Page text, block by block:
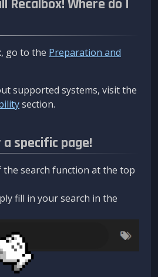
Recalbox! Where do I
go to the Preparation and
supported systems, visit the
section.
specific page!
the search function at the top
fill in your search in the